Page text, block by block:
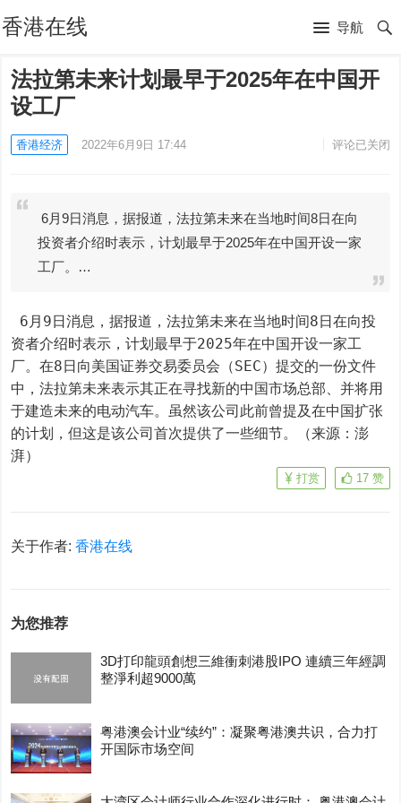
香港在线 导航
法拉第未来计划最早于2025年在中国开
设工厂
香港经济 2022年6月9日 17:44 评论已关闭
6月9日消息，据报道，法拉第未来在当地时间8日在向
投资者介绍时表示，计划最早于2025年在中国开设一家
工厂。…
6月9日消息，据报道，法拉第未来在当地时间8日在向投
资者介绍时表示，计划最早于2025年在中国开设一家工
厂。在8日向美国证券交易委员会（SEC）提交的一份文件
中，法拉第未来表示其正在寻找新的中国市场总部、并将用
于建造未来的电动汽车。虽然该公司此前曾提及在中国扩张
的计划，但这是该公司首次提供了一些细节。（来源：澎
湃）
17 赞
打赏
关于作者:香港在线
为您推荐
3D打印龍頭創想三維衝刺港股IPO 連續三年經調
整淨利超9000萬
粤港澳会计业“续约”：凝聚粤港澳共识，合力打
开国际市场空间